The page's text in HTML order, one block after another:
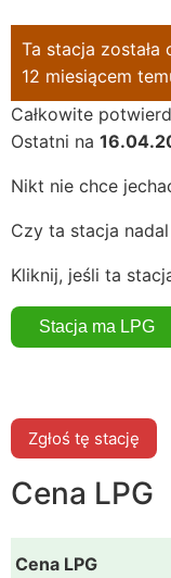
Ta stacja
12 miesiącem
Całkowite
Ostatni na
Nikt nie chce
Czy ta stacja
Kliknij, jeśli ta
Zgłoś tę stację
Cena LPG
Cena LPG